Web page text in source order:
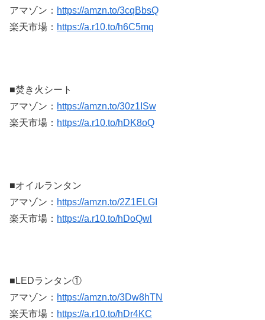
アマゾン： https://amzn.to/3cqBbsQ
楽天市場： https://a.r10.to/h6C5mq
■焚き火シート
アマゾン： https://amzn.to/30z1ISw
楽天市場： https://a.r10.to/hDK8oQ
■オイルランタン
アマゾン： https://amzn.to/2Z1ELGI
楽天市場： https://a.r10.to/hDoQwl
■LEDランタン①
アマゾン： https://amzn.to/3Dw8hTN
楽天市場： https://a.r10.to/hDr4KC